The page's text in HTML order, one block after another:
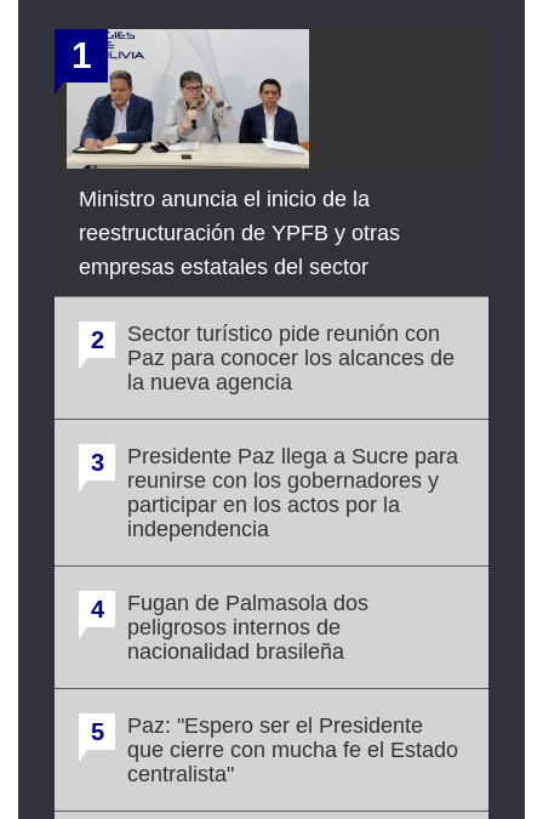
1
Ministro anuncia el inicio de la
reestructuración de YPFB y otras
empresas estatales del sector
2
Sector turístico pide reunión con
Paz para conocer los alcances de
la nueva agencia
3
Presidente Paz llega a Sucre para
reunirse con los gobernadores y
participar en los actos por la
independencia
4
Fugan de Palmasola dos
peligrosos internos de
nacionalidad brasileña
5
Paz: "Espero ser el Presidente
que cierre con mucha fe el Estado
centralista"